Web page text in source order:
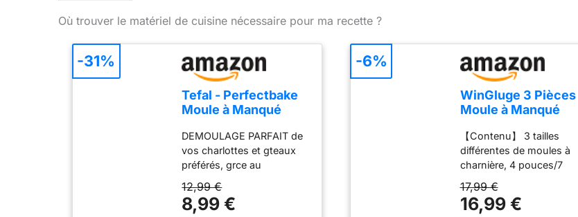
Où trouver le matériel de cuisine nécessaire pour ma recette ?
Tefal - Perfectbake
Moule à Manqué
Recyclé - 26cm
DEMOULAGE PARFAIT de
vos charlottes et gteaux
préférés, grce au
exclusif de ce moule
HAUTE RESISTANCE ET
12,99 €
8,99 €
-31%
WinGluge 3 Pièces
Moule à Manqué
Moule à Gàteau
Rond, Ensemble
Antiadhésif Moules
à Charnière en Acier
Inoxydable Avec
Fond Amovible, pour
【Contenu】 3 tailles
différentes de moules à
charnière, 4 pouces/7
diamètre, peuvent être
empilées les unes sur les
17,99 €
16,99 €
-6%